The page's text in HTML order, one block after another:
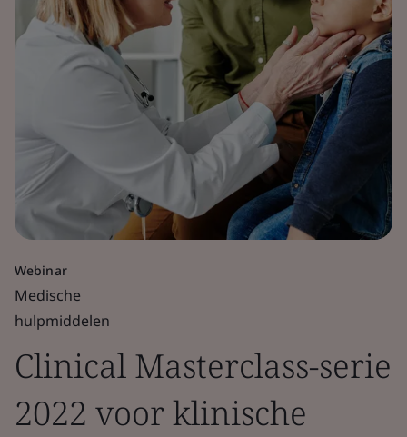
Webinar
Medische
hulpmiddelen
Clinical Masterclass-serie
2022 voor klinische